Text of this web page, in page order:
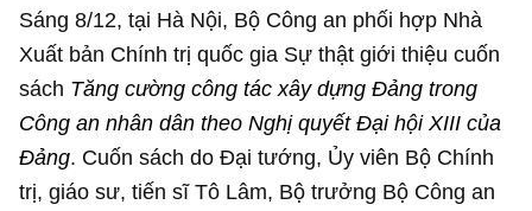
Sáng 8/12, tại Hà Nội, Bộ Công an phối hợp Nhà
Xuất bản Chính trị quốc gia Sự thật giới thiệu cuốn
sách Tăng cường công tác xây dựng Đảng trong
Công an nhân dân theo Nghị quyết Đại hội XIII của
Đảng. Cuốn sách do Đại tướng, Ủy viên Bộ Chính
trị, giáo sư, tiến sĩ Tô Lâm, Bộ trưởng Bộ Công an